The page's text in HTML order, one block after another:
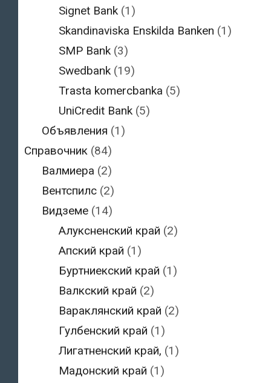
Signet Bank (1)
Skandinaviska Enskilda Banken (1)
SMP Bank (3)
Swedbank (19)
Trasta komercbanka (5)
UniCredit Bank (5)
Объявления (1)
Справочник (84)
Валмиера (2)
Вентспилс(2)
Видземе(14)
Алуксненский край (2)
Апский край (1)
Буртниекский край (1)
Валкский край (2)
Вараклянский край (2)
Гулбенский край (1)
Лигатненский край, (1)
Мадонский край (1)